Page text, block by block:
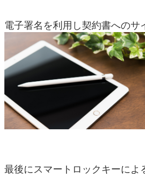
電子署名を利用し契約書へのサ
最後にスマートロックキーによ